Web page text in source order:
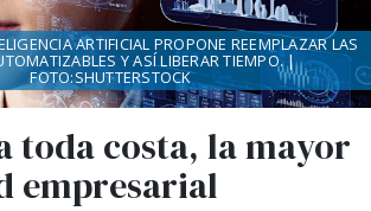
toda costa, la mayor
empresarial
ARTIFICIAL PROPONE REEMPLAZAR LAS
Y ASÍ LIBERAR TIEMPO. |
FOTO:SHUTTERSTOCK